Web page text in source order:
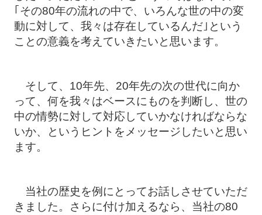
｢その80年の流れの中で、いろんな世の中の変
動に対して、我々は存在しているんだ｣という
ことの意義を考えていきたいと思います。
そして、10年先、20年先の次の世代に向か
って、何を我々はベースにものを判断し、世の
中の情勢に対して対応していかなければならな
いか、というヒントをメッセージしたいと思い
ます。
当社の歴史を例にとってお話しさせていただ
きました。さらに付け加えるなら、当社の80